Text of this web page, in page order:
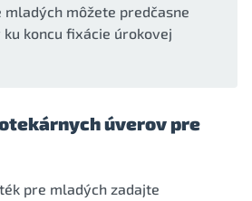
mladých môžete predčasne
koncu fixácie úrokovej
úverov pre
pre mladých zadajte